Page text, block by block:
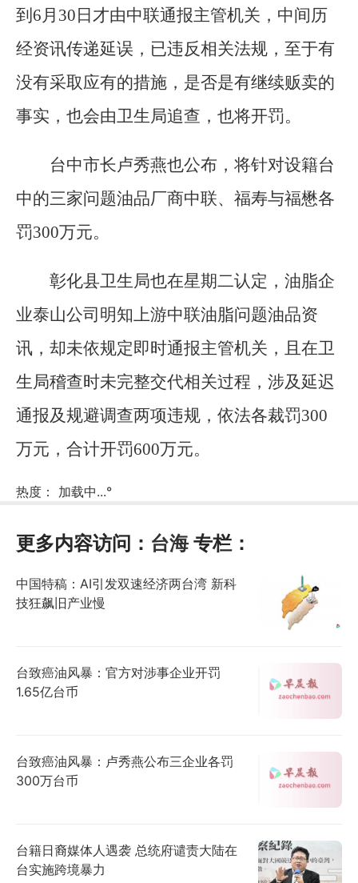
到6月30日才由中联通报主管机关，中间历
经资讯传递延误，已违反相关法规，至于有
没有采取应有的措施，是否是有继续贩卖的
事实，也会由卫生局追查，也将开罚。
台中市长卢秀燕也公布，将针对设籍台
中的三家问题油品厂商中联、福寿与福懋各
罚300万元。
彰化县卫生局也在星期二认定，油脂企
业泰山公司明知上游中联油脂问题油品资
讯，却未依规定即时通报主管机关，且在卫
生局稽查时未完整交代相关过程，涉及延迟
通报及规避调查两项违规，依法各裁罚300
万元，合计开罚600万元。
热度： 加载中...°
更多内容访问： 台海专栏：
中国特稿：AI引发双速经济两台湾 新科
技狂飙旧产业慢
台致癌油风暴：官方对涉事企业开罚
1.65亿台币
台致癌油风暴：卢秀燕公布三企业各罚
300万台币
台籍日裔媒体人遇袭 总统府谴责大陆在
台实施跨境暴力